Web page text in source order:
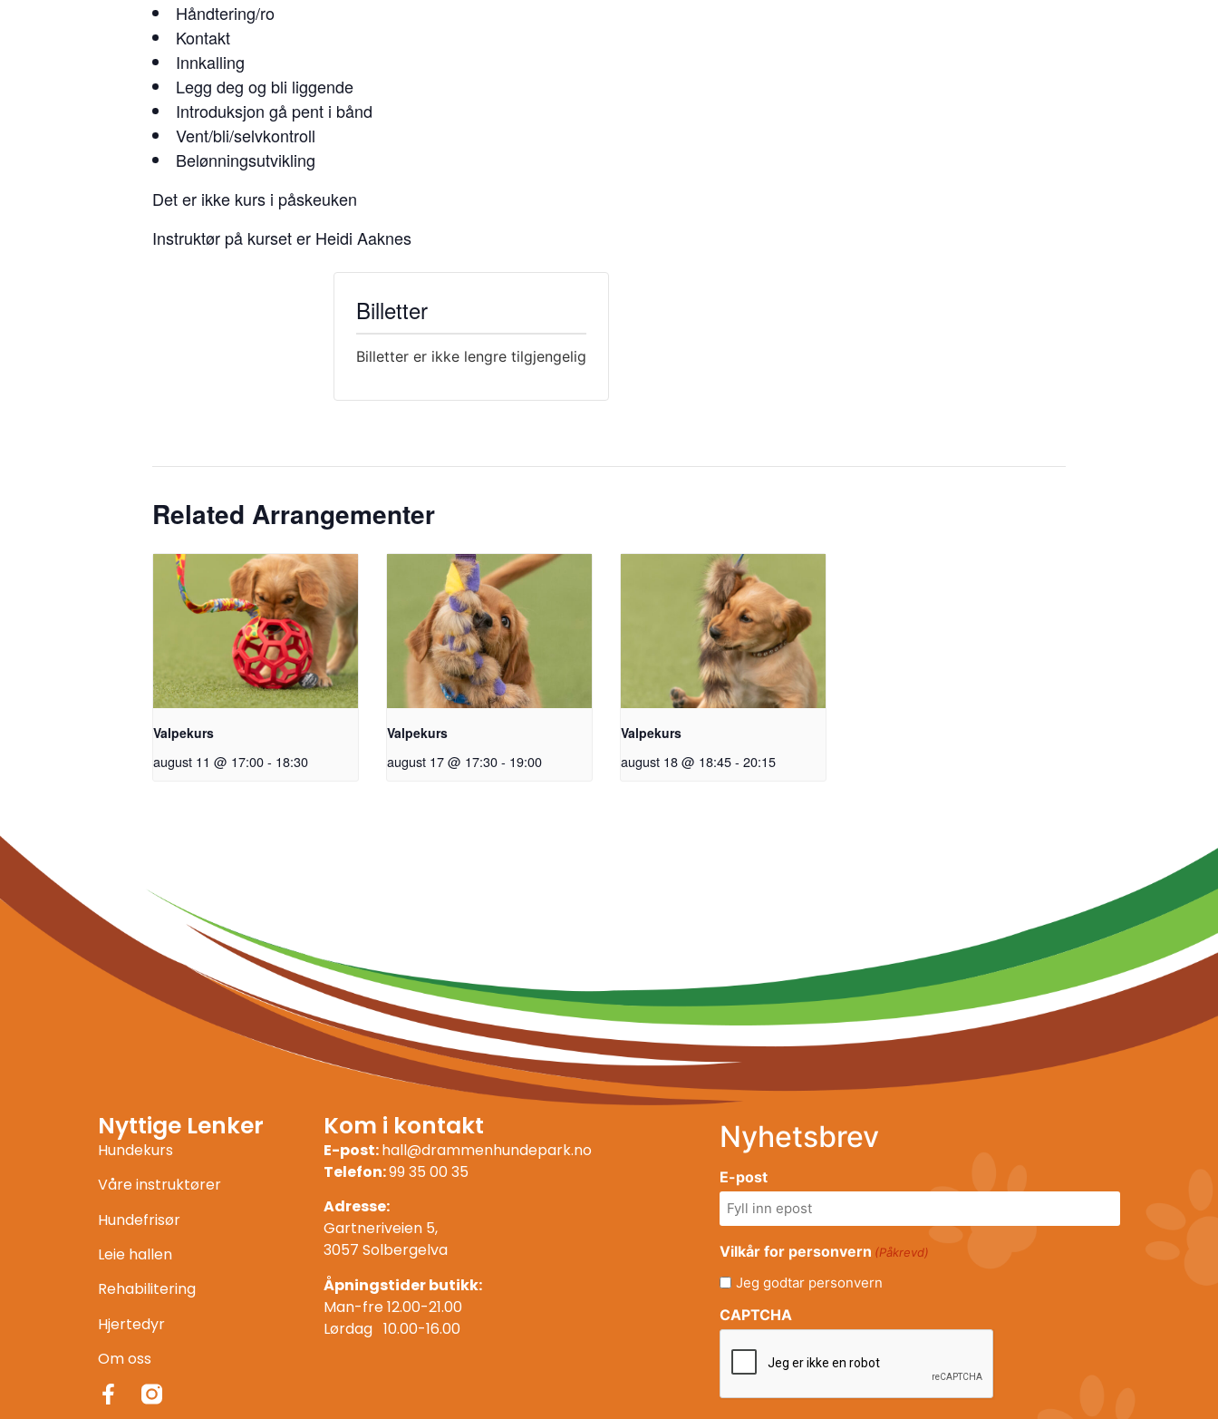
Håndtering/ro
Kontakt
Innkalling
Legg deg og bli liggende
Introduksjon gå pent i bånd
Vent/bli/selvkontroll
Belønningsutvikling
Det er ikke kurs i påskeuken
Instruktør på kurset er Heidi Aaknes
Billetter
Billetter er ikke lengre tilgjengelig
Related Arrangementer
Valpekurs
august 11 @ 17:00- 18:30
Valpekurs
august 17 @ 17:30- 19:00
Valpekurs
august 18 @ 18:45- 20:15
Nyttige Lenker
Hundekurs
Våre instruktører
Hundefrisør
Leie hallen
Rehabilitering
Hjertedyr
Om oss
Kom i kontakt
E-post:hall@drammenhundepark.no
Telefon:99 35 00 35
Adresse:
Gartneriveien 5,
3057 Solbergelva
Åpningstider butikk:
Man-fre 12.00-21.00
Lørdag 10.00-16.00
Nyhetsbrev
E-post
Vilkår for personvern (Påkrevd)
Jeg godtar personvern
CAPTCHA